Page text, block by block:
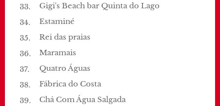
Gigi's Beach bar Quinta do Lago
Estaminé
Rei das praias
Maramais
Quatro Águas
Fábrica do Costa
Chá Com Água Salgada